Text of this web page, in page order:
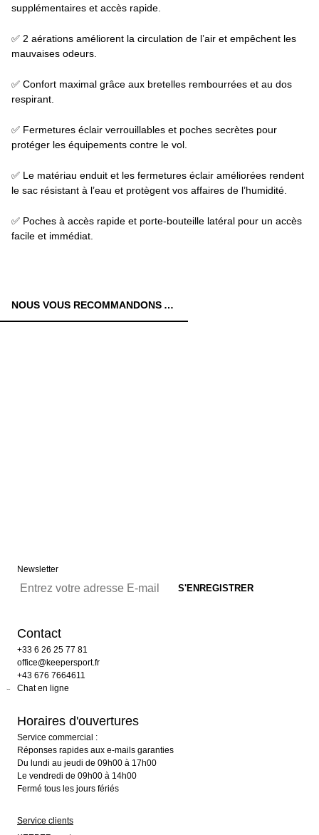
supplémentaires et accès rapide.
✅ 2 aérations améliorent la circulation de l’air et empêchent les
mauvaises odeurs.
✅ Confort maximal grâce aux bretelles rembourrées et au dos
respirant.
✅ Fermetures éclair verrouillables et poches secrètes pour
protéger les équipements contre le vol.
✅ Le matériau enduit et les fermetures éclair améliorées rendent
le sac résistant à l’eau et protègent vos affaires de l’humidité.
✅ Poches à accès rapide et porte-bouteille latéral pour un accès
facile et immédiat.
NOUS VOUS RECOMMANDONS AUSSI:
Newsletter
Contact
+33 6 26 25 77 81
office@keepersport.fr
+43 676 7664611
Chat en ligne
Horaires d'ouvertures
Service commercial :
Réponses rapides aux e-mails garanties
Du lundi au jeudi de 09h00 à 17h00
Le vendredi de 09h00 à 14h00
Fermé tous les jours fériés
Service clients